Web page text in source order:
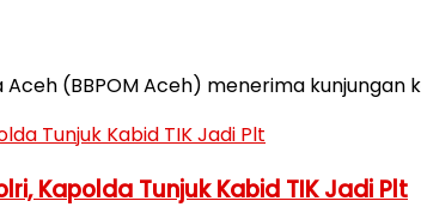
(BBPOM Aceh) menerima kunjungan
Kapolda Tunjuk Kabid TIK Jadi Plt